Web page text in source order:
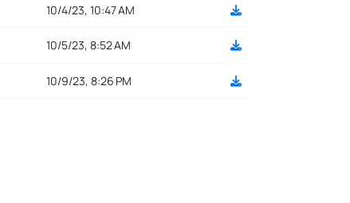
10/4/23, 10:47 AM
10/5/23, 8:52 AM
10/9/23, 8:26 PM